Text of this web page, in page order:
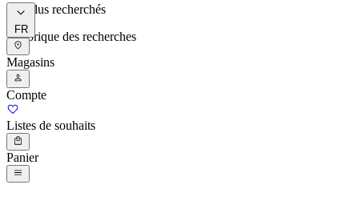
Les plus recherchés
Historique des recherches
FR
Magasins
Compte
Listes de souhaits
Panier